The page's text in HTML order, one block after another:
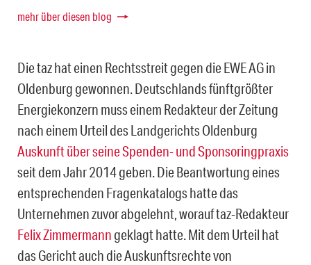
mehr über diesen blog
Die taz hat einen Rechtsstreit gegen die EWE AG in
Oldenburg gewonnen. Deutschlands fünftgrößter
Energiekonzern muss einem Redakteur der Zeitung
nach einem Urteil des Landgerichts Oldenburg
Auskunft über seine Spenden- und Sponsoringpraxis
seit dem Jahr 2014 geben. Die Beantwortung eines
entsprechenden Fragenkatalogs hatte das
Unternehmen zuvor abgelehnt, worauf taz-Redakteur
Felix Zimmermanngeklagt hatte. Mit dem Urteil hat
das Gericht auch die Auskunftsrechte von